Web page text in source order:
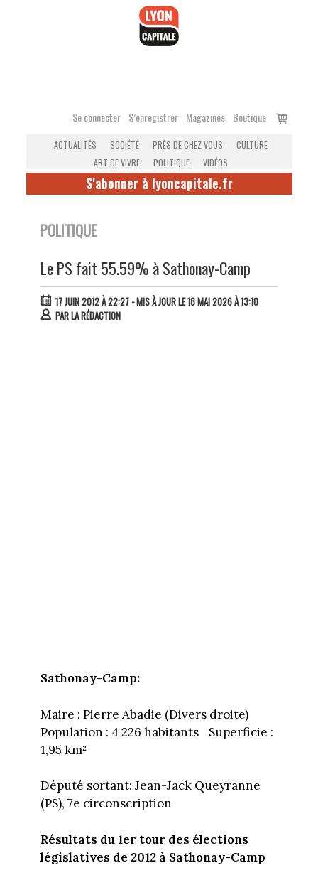
Se connecter S’enregistrer Magazines Boutique
Voir
ACTUALITÉS SOCIÉTÉ PRÈS DE CHEZ VOUS
CULTURE
ART DE VIVRE
POLITIQUE VIDÉOS
S'abonner à lyoncapitale.fr
POLITIQUE
Le PS fait 55.59% à Sathonay-Camp
17 JUIN 2012 À 22:27- MIS À JOUR LE 18 MAI 2026 À 13:10
PARLA RÉDACTION
Sathonay-Camp:
Maire : Pierre Abadie (Divers droite)
Population : 4 226 habitants Superficie :
1,95 km²
Député sortant: Jean-Jack Queyranne
(PS), 7e circonscription
Résultats du 1er tour des élections
législatives de 2012 à Sathonay-Camp